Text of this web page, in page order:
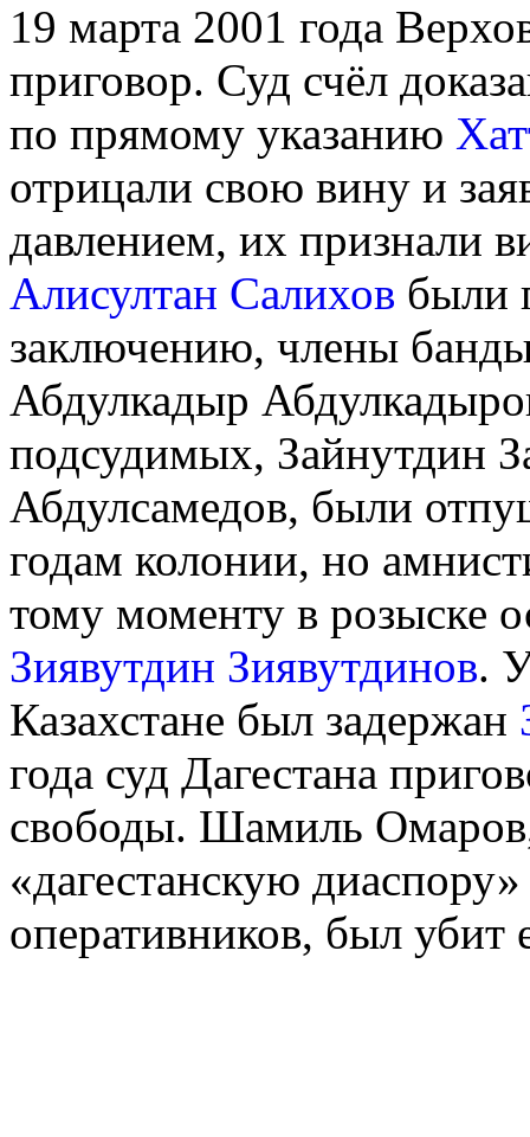
19 марта 2001 года
приговор. Суд счёл
по прямому указанию
отрицали свою вину и
давлением, их признали
Алисултан Салихов были
заключению, члены
Абдулкадыр
подсудимых, Зайнутдин
Абдулсамедов, были
годам колонии, но
тому моменту в розыске
Зиявутдин Зиявутдинов.
Казахстане был задержан
года суд Дагестана
свободы. Шамиль
«дагестанскую
оперативников, был убит